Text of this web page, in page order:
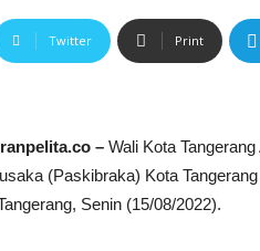
Twitter Print
– Wali Kota
(Paskibraka) Kota
Senin (15/08/2022).